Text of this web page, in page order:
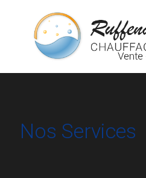
Nos Services